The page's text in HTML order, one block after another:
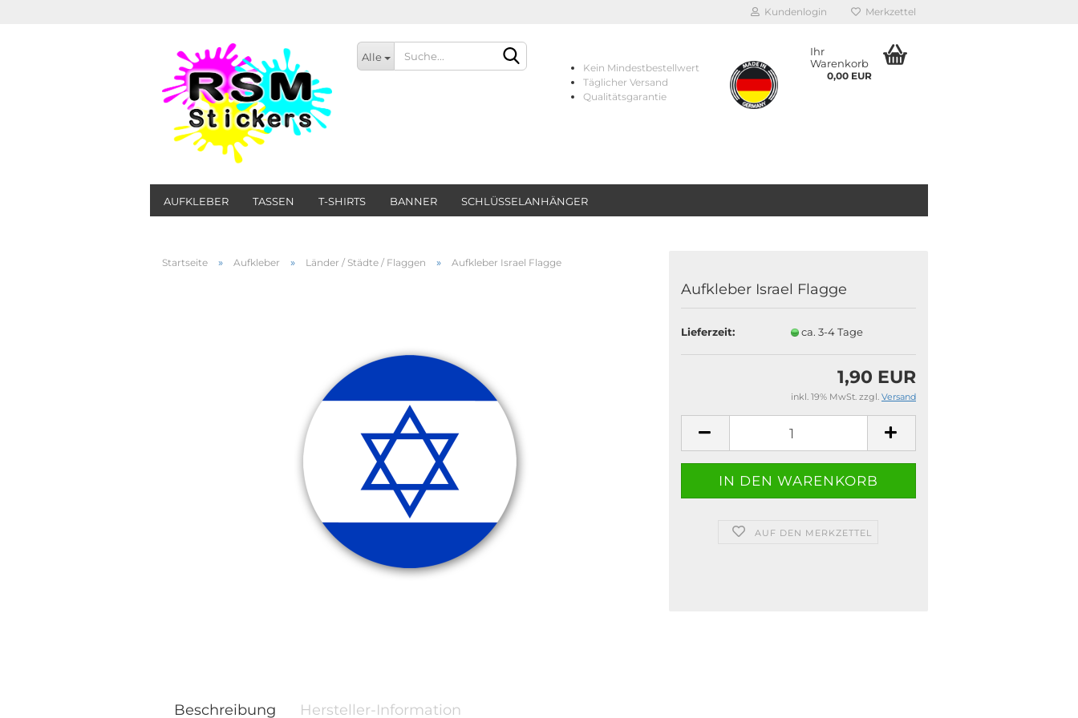
Kundenlogin Merkzettel
Alle
Kein Mindestbestellwert
Täglicher Versand
Qualitätsgarantie
Ihr
Warenkorb
0,00 EUR
AUFKLEBER TASSEN T-SHIRTS BANNER SCHLÜSSELANHÄNGER
Startseite » Aufkleber » Länder / Städte / Flaggen » Aufkleber Israel Flagge
Aufkleber Israel Flagge
Lieferzeit: ca. 3-4 Tage
1,90 EUR
inkl. 19% MwSt. zzgl. Versand
AUF DEN MERKZETTEL
Beschreibung Hersteller-Information